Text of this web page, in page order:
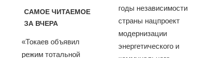
САМОЕ ЧИТАЕМОЕ
ЗА ВЧЕРА
«Токаев объявил
режим тотальной
годы независимости
страны нацпроект
модернизации
энергетического и